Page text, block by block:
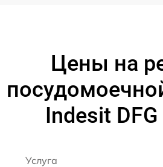
Цены на
Indesit
Услуга